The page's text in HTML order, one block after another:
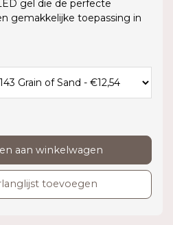
gel die de perfecte
gemakkelijke toepassing in
aan winkelwagen
toevoegen